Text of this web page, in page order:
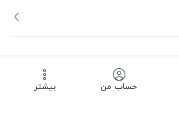
حساب من بیشتر